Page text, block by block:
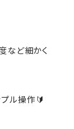
など細かく
ル操作🔰